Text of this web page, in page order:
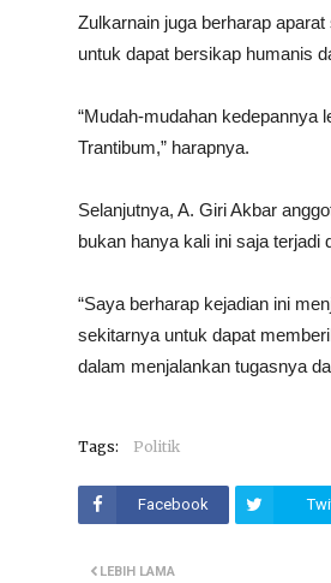
Zulkarnain juga berharap
untuk dapat bersikap humanis
“Mudah-mudahan kedepannya
Trantibum,” harapnya.
Selanjutnya, A. Giri Akbar
bukan hanya kali ini saja terjadi
“Saya berharap kejadian ini
sekitarnya untuk dapat
dalam menjalankan tugasnya
Tags: Politik
Facebook
LEBIH LAMA